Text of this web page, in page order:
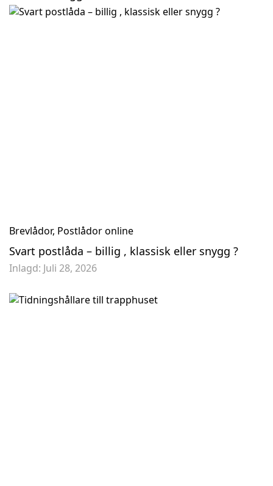
Brevlådor, Postlådor online
Svart postlåda – billig , klassisk eller snygg ?
Inlagd: Juli 28, 2026